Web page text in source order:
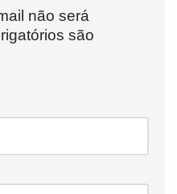
não será
são